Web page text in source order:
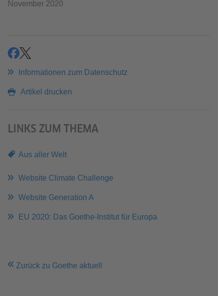
November 2020
teilenteilen
Informationen zum Datenschutz
Artikel drucken
LINKS ZUM THEMA
Aus aller Welt
Website Climate Challenge
Website Generation A
EU 2020: Das Goethe-Institut für Europa
Zurück zu Goethe aktuell